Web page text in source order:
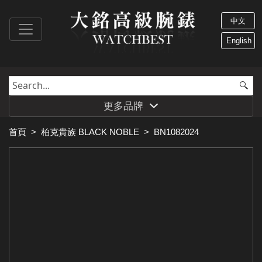
中文
English
更多品牌
首頁 > 柏克貴族 BLACK NOBLE > BN1082024